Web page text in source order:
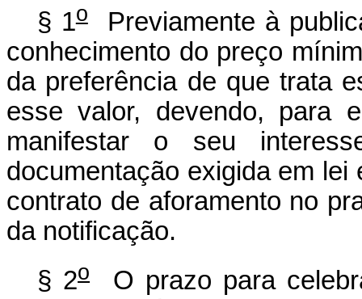
§ 1oPreviamente à
conhecimento do preço
da preferência de que trata
esse valor, devendo, para
manifestar o seu
documentação exigida em
contrato de aforamento no
da notificação.
§ 2o
O prazo para